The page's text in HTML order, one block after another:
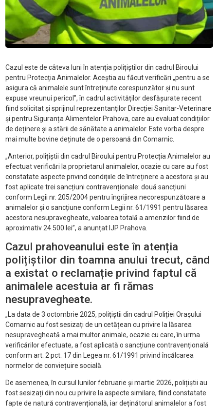
Cazul este de câteva luni în atenția polițiștilor din cadrul Biroului
pentru Protecția Animalelor. Aceștia au făcut verificări „pentru a se
asigura că animalele sunt întreținute corespunzător și nu sunt
expuse vreunui pericol”, în cadrul activităților desfășurate recent
fiind solicitat și sprijinul reprezentanților Direcției Sanitar-Veterinare
și pentru Siguranța Alimentelor Prahova, care au evaluat condițiilor
de deținere și a stării de sănătate a animalelor. Este vorba despre
mai multe bovine deținute de o persoană din Comarnic.
„Anterior, polițiștii din cadrul Biroului pentru Protecția Animalelor au
efectuat verificări la proprietarul animalelor, ocazie cu care au fost
constatate aspecte privind condițiile de întreținere a acestora și au
fost aplicate trei sancțiuni contravenționale: două sancțiuni
conform Legii nr. 205/2004 pentru îngrijirea necorespunzătoare a
animalelor și o sancțiune conform Legii nr. 61/1991 pentru lăsarea
acestora nesupravegheate, valoarea totală a amenzilor fiind de
aproximativ 24.500 lei”, a anunțat IJP Prahova.
Cazul prahoveanului este în atenția
polițiștilor din toamna anului trecut, când
a existat o reclamație privind faptul că
animalele acestuia ar fi rămas
nesupravegheate.
„La data de 3 octombrie 2025, polițiștii din cadrul Poliției Orașului
Comarnic au fost sesizați de un cetățean cu privire la lăsarea
nesupravegheată a mai multor animale, ocazie cu care, în urma
verificărilor efectuate, a fost aplicată o sancțiune contravențională
conform art. 2 pct. 17 din Legea nr. 61/1991 privind încălcarea
normelor de conviețuire socială.
De asemenea, în cursul lunilor februarie și martie 2026, polițiștii au
fost sesizați din nou cu privire la aspecte similare, fiind constatate
fapte de natură contravențională, iar deținătorul animalelor a fost